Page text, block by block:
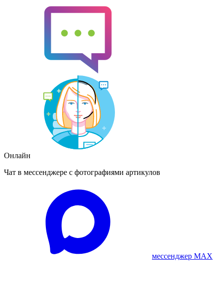
Онлайн
Чат в мессенджере с фотографиями артикулов
мессенджер MAX